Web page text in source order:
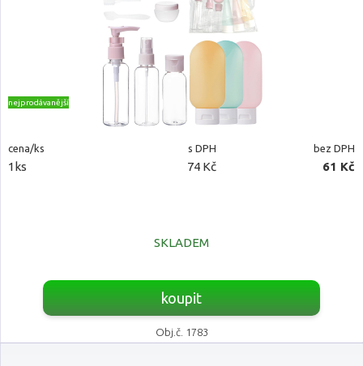
nejprodávanější
cena/ks s DPH bez DPH
1ks 74 Kč 61 Kč
SKLADEM
koupit
Obj.č. 1783